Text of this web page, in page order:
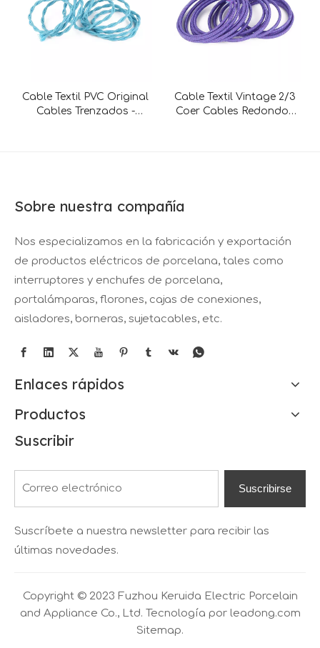
Cable Textil PVC Original
Cables Trenzados -
Cable Textil Vintage 2/3
Coer Cables Redondos
Sobre nuestra compañía
Nos especializamos en la fabricación y exportación
de productos eléctricos de porcelana, tales como
interruptores y enchufes de porcelana,
portalámparas, florones, cajas de conexiones,
aisladores, borneras, sujetacables, etc.
Enlaces rápidos
Productos
Suscribir
Suscribirse
Suscríbete a nuestra newsletter para recibir las
últimas novedades.
Copyright © 2023 Fuzhou Keruida Electric Porcelain
and Appliance Co., Ltd. Tecnología por leadong.com
Sitemap.